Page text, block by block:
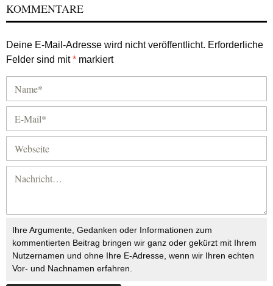
KOMMENTARE
Deine E-Mail-Adresse wird nicht veröffentlicht. Erforderliche
Felder sind mit* markiert
Ihre Argumente, Gedanken oder Informationen zum
kommentierten Beitrag bringen wir ganz oder gekürzt mit Ihrem
Nutzernamen und ohne Ihre E-Adresse, wenn wir Ihren echten
Vor- und Nachnamen erfahren.